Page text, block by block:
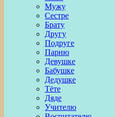
Мужу
Сестре
Брату
Другу
Подруге
Парню
Девушке
Бабушке
Дедушке
Тёте
Дяде
Учителю